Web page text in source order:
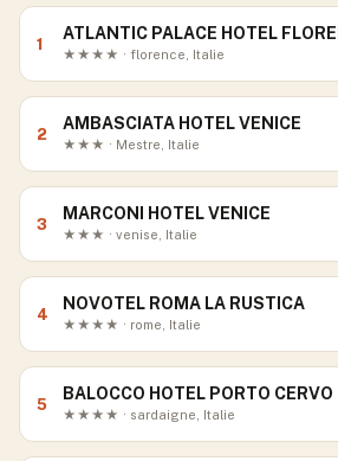
1
ATLANTIC PALACE HOTEL
★★★★ · florence, Italie
2
AMBASCIATA HOTEL VENICE
★★★ · Mestre, Italie
3
MARCONI HOTEL VENICE
★★★ · venise, Italie
4
NOVOTEL ROMA LA RUSTICA
★★★★ · rome, Italie
5
BALOCCO HOTEL PORTO CERVO
★★★★ · sardaigne, Italie